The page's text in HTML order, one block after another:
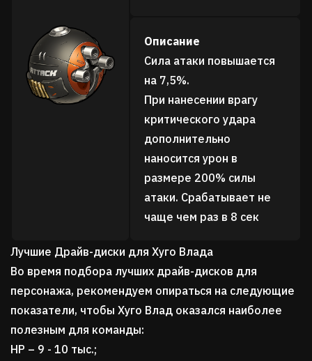
Описание
Сила атаки повышается
на 7,5%.
При нанесении врагу
критического удара
дополнительно
наносится урон в
размере 200% силы
атаки. Срабатывает не
чаще чем раз в 8 сек
Лучшие Драйв-диски для Хуго Влада
Во время подбора лучших драйв-дисков для
персонажа, рекомендуем опираться на следующие
показатели, чтобы Хуго Влад оказался наиболее
полезным для команды:
HP – 9 - 10 тыс.;